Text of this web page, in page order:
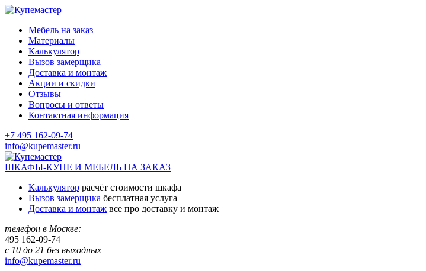
Мебель на заказ
Материалы
Калькулятор
Вызов замерщика
Доставка и монтаж
Акции и скидки
Отзывы
Вопросы и ответы
Контактная информация
+7 495 162-09-74
info@kupemaster.ru
ШКАФЫ-КУПЕ И МЕБЕЛЬ НА ЗАКАЗ
Калькулятор расчёт стоимости шкафа
Вызов замерщика бесплатная услуга
Доставка и монтаж все про доставку и монтаж
телефон в Москве:
495 162-09-74
с 10 до 21 без выходных
info@kupemaster.ru